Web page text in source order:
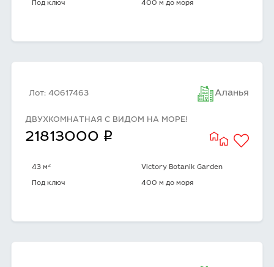
Под ключ 400 м до моря
Лот: 40617463 Аланья
ДВУХКОМНАТНАЯ C ВИДОМ НА МОРЕ!
21813000 q
43 м2 Victory Botanik Garden
Под ключ 400 м до моря